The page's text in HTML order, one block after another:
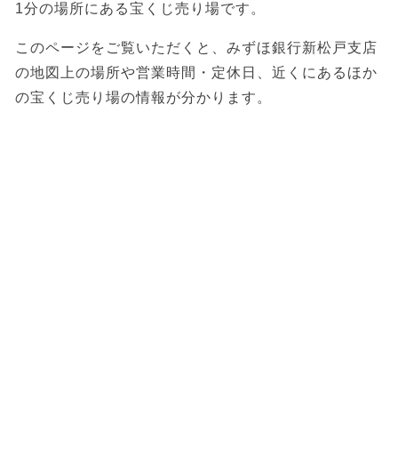
1分の場所にある宝くじ売り場です。
このページをご覧いただくと、みずほ銀行新松戸支店
の地図上の場所や営業時間・定休日、近くにあるほか
の宝くじ売り場の情報が分かります。